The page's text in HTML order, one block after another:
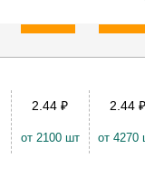
2.44₽
от 2100 шт
2.44 ₽
от 4270